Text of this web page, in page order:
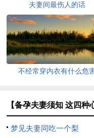
夫妻间最伤人的话
不经常穿内衣有什么危
【备孕夫妻须知 这四种
梦见夫妻同吃一个梨